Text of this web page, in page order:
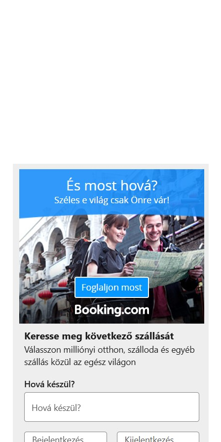
után például munkahelyi
megbeszéléseket (9%), vezetést (9%),
randevút (6%) és zuhanyzást (4%).
“Magyarországon is
dinamikus ütemben
növekszik az online
vásárlások volumene, az
eNet adatai szerint közel
5,4 millióan szoktak
rendszeresen online
vásárolni – ez a felnőtt
magyar internetezők 91
vásárlók egyre
tudatosabbak,
cégeknek is sokkal